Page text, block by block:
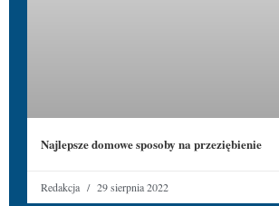
Najlepsze domowe sposoby na przeziębienie
Redakcja 29 sierpnia 2022